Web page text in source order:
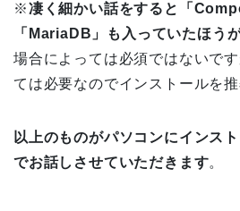
※ 凄く細かい話をすると「
「MariaDB」も入っていたほう
場合によっては必須ではないで
ては必要なのでインストールを推
以上のものがパソコンにインス
でお話しさせていただきます。